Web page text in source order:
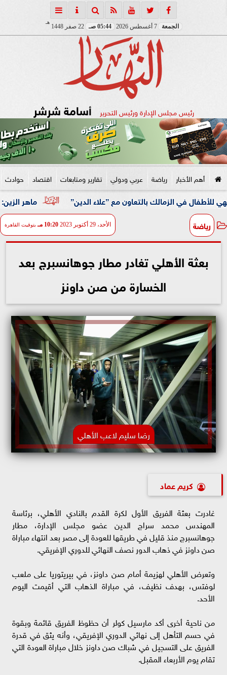
الجمعة 7 أغسطس 2026 05:44 صـ 22 صفر 1448
هـ
رئيس مجلس الإدارة ورئيس التحرير أسامة شرشر
أهم الأخبار رياضة عربي ودولي تقارير ومتابعات اقتصاد حوادث
ماهر الزين: 25 حافلة تُعيد 1250 سودانيًا ضمن الفوج الـ41.. والالتزام بوثائق السفر عزز انسيابية العودة الطوعية بالتعاون مع ”علاء الدين”
رياضة الأحد، 29 أكتوبر 2023 10:20 مـ بتوقيت القاهرة
بعثة الأهلي تغادر مطار جوهانسبرج بعد
الخسارة من صن داونز
رضا سليم لاعب الأهلي
كريم عماد
غادرت بعثة الفريق الأول لكرة القدم بالنادي الأهلي، برئاسة
المهندس محمد سراج الدين عضو مجلس الإدارة، مطار
جوهانسبرج منذ قليل في طريقها للعودة إلى مصر بعد انتهاء مباراة
صن داونز في ذهاب الدور نصف النهائي للدوري الإفريقي.
وتعرض الأهلي لهزيمة أمام صن داونز، في بيريتوريا على ملعب
لوفتس، بهدف نظيف، في مباراة الذهاب التي أقيمت اليوم
الأحد.
من ناحية أخرى أكد مارسيل كولر أن حظوظ الفريق قائمة وبقوة
في حسم التأهل إلى نهائي الدوري الإفريقي، وأنه يثق في قدرة
الفريق على التسجيل في شباك صن داونز خلال مباراة العودة التي
تقام يوم الأربعاء المقبل.